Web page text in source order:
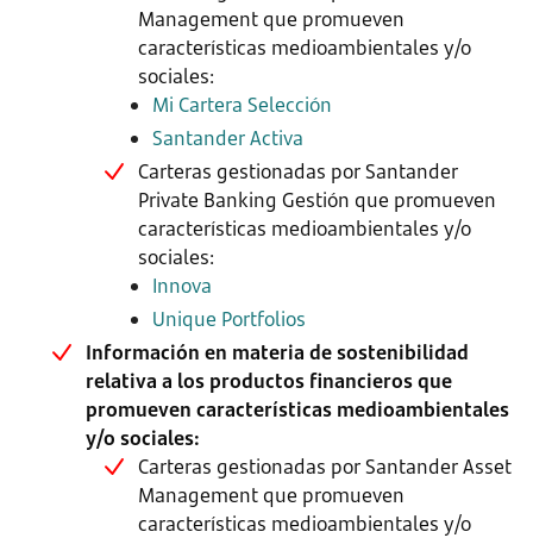
Management que promueven
características medioambientales y/o
sociales:
Mi Cartera Selección
Santander Activa
Carteras gestionadas por Santander
Private Banking Gestión que promueven
características medioambientales y/o
sociales:
Innova
Unique Portfolios
Información en materia de sostenibilidad
relativa a los productos financieros que
promueven características medioambientales
y/o sociales:
Carteras gestionadas por Santander Asset
Management que promueven
características medioambientales y/o